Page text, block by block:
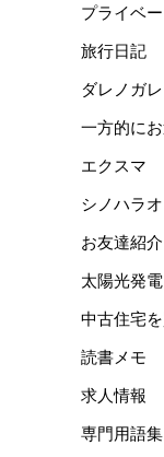
プライベ
旅行日記
ダレノガ
一方的に
エクスマ
シノハラ
お友達紹
太陽光発電
中古住宅
読書メモ
求人情報
専門用語集